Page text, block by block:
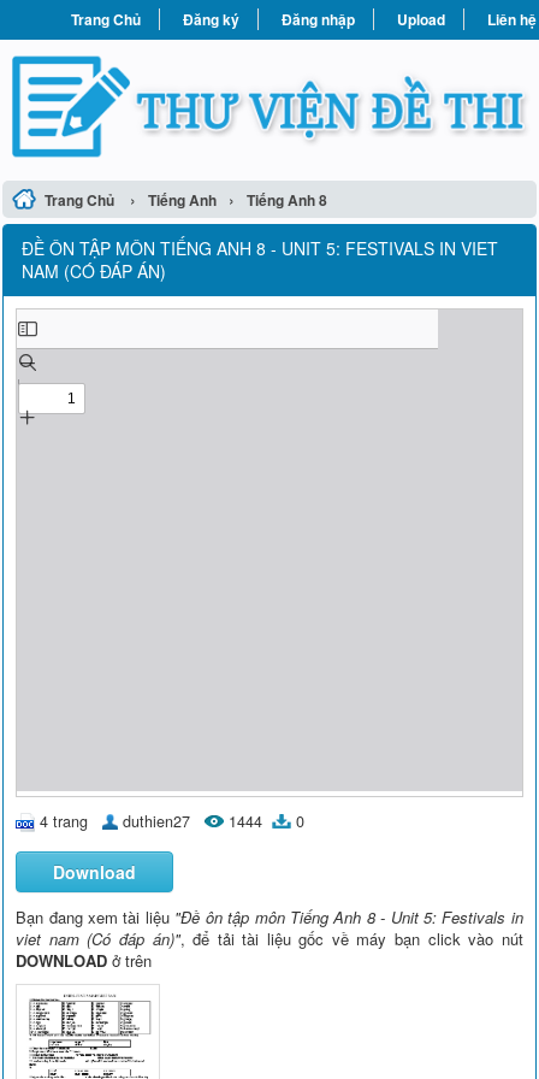
Trang Chủ Đăng ký Đăng nhập Upload Liên hệ
Trang Chủ › Tiếng Anh › Tiếng Anh 8
ĐỀ ÔN TẬP MÔN TIẾNG ANH 8 - UNIT 5: FESTIVALS IN VIET
NAM (CÓ ĐÁP ÁN)
4 trang duthien27 1444 0
Download
Bạn đang xem tài liệu "Đề ôn tập môn Tiếng Anh 8 - Unit 5: Festivals in
viet nam (Có đáp án)", để tải tài liệu gốc về máy bạn click vào nút
DOWNLOAD ở trên